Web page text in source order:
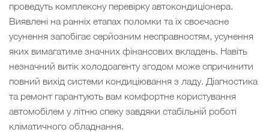
проведуть комплексну перевірку автокондиціонера.
Виявлені на ранніх етапах поломки та їх своєчасне
усунення запобігає серйозним несправностям, усунення
яких вимагатиме значних фінансових вкладень. Навіть
незначний витік холодоагенту згодом може спричинити
повний вихід системи кондиціювання з ладу. Діагностика
та ремонт гарантують вам комфортне користування
автомобілем у літню спеку завдяки стабільній роботі
кліматичного обладнання.